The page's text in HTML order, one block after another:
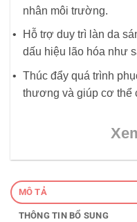
nhân môi trường.
Hỗ trợ duy trì làn da
dấu hiệu lão hóa như
Thúc đẩy quá trình
thương và giúp cơ thể
MÔ TẢ
THÔNG TIN BỔ SUNG